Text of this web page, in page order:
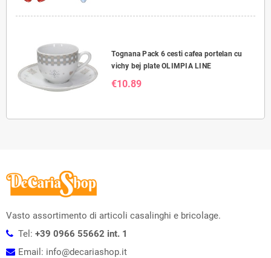
Tognana Pack 6 cesti cafea portelan cu
vichy bej plate OLIMPIA LINE
€10.89
Vasto assortimento di articoli casalinghi e bricolage.
Tel: +39 0966 55662 int. 1
Email: info@decariashop.it